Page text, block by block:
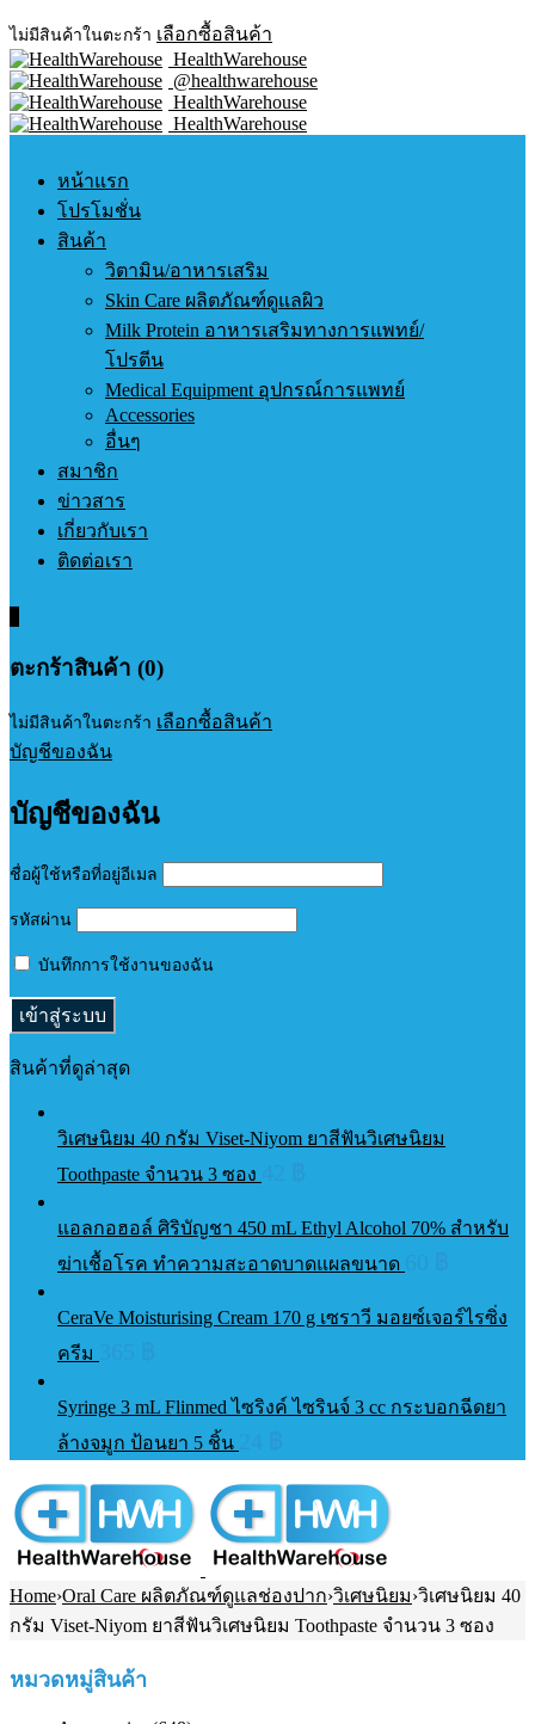
ไม่มีสินค้าในตะกร้า เลือกซื้อสินค้า
HealthWarehouse
@healthwarehouse
HealthWarehouse
HealthWarehouse
หน้าแรก
โปรโมชั่น
สินค้า
วิตามิน/อาหารเสริม
Skin Care ผลิตภัณฑ์ดูแลผิว
Milk Protein อาหารเสริมทางการแพทย์/
โปรตีน
Medical Equipment อุปกรณ์การแพทย์
Accessories
อื่นๆ
สมาชิก
ข่าวสาร
เกี่ยวกับเรา
ติดต่อเรา
ตะกร้าสินค้า (0)
ไม่มีสินค้าในตะกร้า เลือกซื้อสินค้า
บัญชีของฉัน
บัญชีของฉัน
ชื่อผู้ใช้หรือที่อยู่อีเมล
รหัสผ่าน
บันทึกการใช้งานของฉัน
สินค้าที่ดูล่าสุด
วิเศษนิยม 40 กรัม Viset-Niyom ยาสีฟันวิเศษนิยม
Toothpaste จำนวน 3 ซอง
แอลกอฮอล์ ศิริบัญชา 450 mL Ethyl Alcohol 70% สำหรับ
ฆ่าเชื้อโรค ทำความสะอาดบาดแผลขนาด
CeraVe Moisturising Cream 170 g เซราวี มอยซ์เจอร์ไรซิ่ง
ครีม
Syringe 3 mL Flinmed ไซริงค์ ไซรินจ์ 3 cc กระบอกฉีดยา
ล้างจมูก ป้อนยา 5 ชิ้น
Home›Oral Care ผลิตภัณฑ์ดูแลช่องปาก›วิเศษนิยม›วิเศษนิยม 40
กรัม Viset-Niyom ยาสีฟันวิเศษนิยม Toothpaste จำนวน 3 ซอง
หมวดหมู่สินค้า